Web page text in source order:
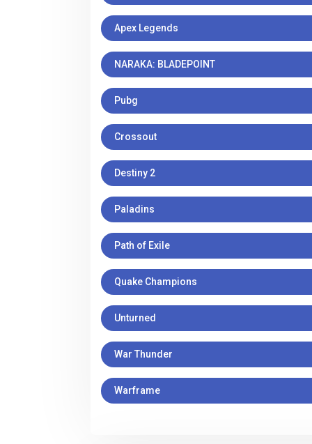
Apex Legends
NARAKA: BLADEPOINT
Pubg
Crossout
Destiny 2
Paladins
Path of Exile
Quake Champions
Unturned
War Thunder
Warframe